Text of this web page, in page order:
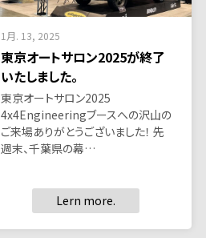
1月. 13, 2025
東京オートサロン2025が終了
いたしました。
東京オートサロン2025
4x4Engineeringブースへの沢山の
ご来場ありがとうございました！ 先
週末、千葉県の幕…
Lern more.